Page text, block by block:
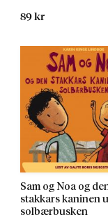
89 kr
Sam og Noa og
stakkars kaninen
solbærbusken